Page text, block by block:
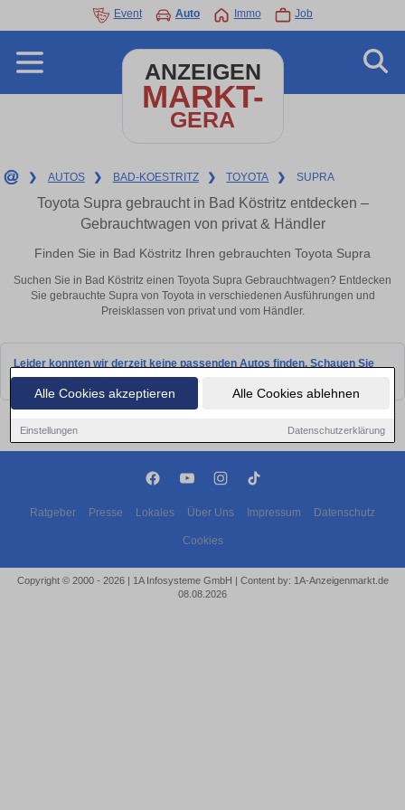
Alle Cookies akzeptieren Alle Cookies ablehnen
Einstellungen Datenschutzerklärung
Event Auto Immo Job
ANZEIGEN
MARKT-
GERA
❯ AUTOS ❯ BAD-KOESTRITZ ❯ TOYOTA ❯ SUPRA
Toyota Supra gebraucht in Bad Köstritz entdecken –
Gebrauchtwagen von privat & Händler
Finden Sie in Bad Köstritz Ihren gebrauchten Toyota Supra
Suchen Sie in Bad Köstritz einen Toyota Supra Gebrauchtwagen? Entdecken
Sie gebrauchte Supra von Toyota in verschiedenen Ausführungen und
Preisklassen von privat und vom Händler.
Leider konnten wir derzeit keine passenden Autos finden. Schauen Sie
bald wieder vorbei!
Ratgeber Presse Lokales Über Uns Impressum Datenschutz
Cookies
Copyright © 2000 - 2026 | 1A Infosysteme GmbH | Content by: 1A-Anzeigenmarkt.de
08.08.2026